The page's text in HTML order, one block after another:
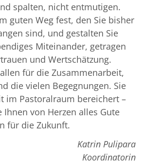
spalten, nicht entmutigen.
guten Weg fest, den Sie bisher
sind, und gestalten Sie
Miteinander, getragen
und Wertschätzung.
für die Zusammenarbeit,
die vielen Begegnungen. Sie
im Pastoralraum bereichert –
Ihnen von Herzen alles Gute
für die Zukunft.
Katrin Pulipara
Koordinatorin